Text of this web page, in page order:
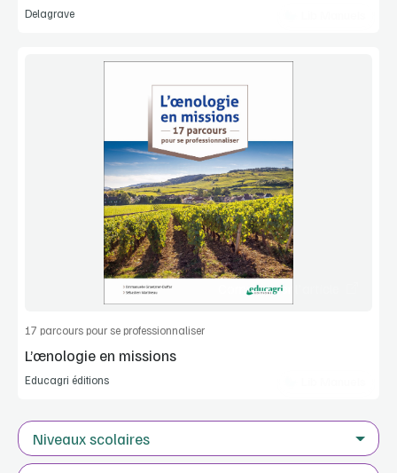
Delagrave
Voir la démo
Manuel complet
Commander l'article
17 parcours pour se professionnaliser
L’œnologie en missions
Educagri éditions
Niveaux scolaires